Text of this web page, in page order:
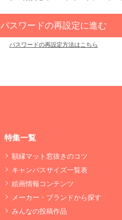
パスワードの再設定に進む
パスワードの再設定方法はこちら
特集一覧
額縁マット窓抜きのコツ
キャンバスサイズ一覧表
絵画情報コンテンツ
メーカー・ブランドから探す
みんなの投稿作品